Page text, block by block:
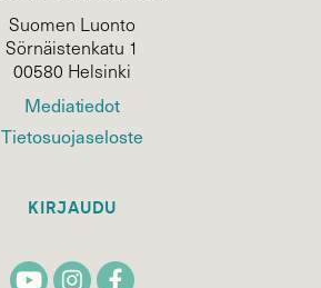
Suomen Luonto
Sörnäistenkatu 1
00580 Helsinki
Mediatiedot
Tietosuojaseloste
KIRJAUDU